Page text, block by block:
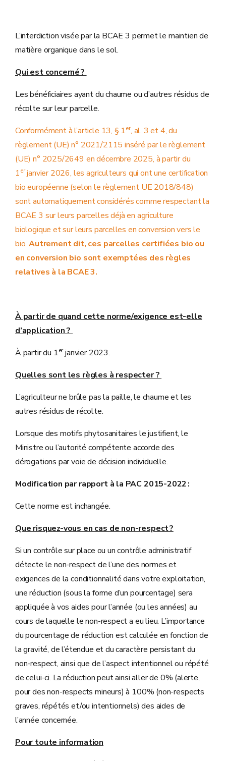
L’interdiction visée par la BCAE 3 permet le maintien de
matière organique dans le sol.
Qui est concerné ?
Les bénéficiaires ayant du chaume ou d’autres résidus de
récolte sur leur parcelle.
Conformément à l’article 13, § 1er, al. 3 et 4, du
règlement (UE) n° 2021/2115 inséré par le règlement
(UE) n° 2025/2649 en décembre 2025, à partir du
1erjanvier 2026, les agriculteurs qui ont une certification
bio européenne (selon le règlement UE 2018/848)
sont automatiquement considérés comme respectant la
BCAE 3 sur leurs parcelles déjà en agriculture
biologique et sur leurs parcelles en conversion vers le
bio.Autrement dit, ces parcelles certifiées bio ou
en conversion bio sont exemptées des règles
relatives à la BCAE3.
À partir de quand cette norme/exigence est-elle
d’application ?
À partir du 1erjanvier 2023.
Quelles sont les règles à respecter ?
L’agriculteur ne brûle pas la paille, le chaume et les
autres résidus de récolte.
Lorsque des motifs phytosanitaires le justifient, le
Ministre ou l’autorité compétente accorde des
dérogations par voie de décision individuelle.
Modification par rapport à la PAC 2015-2022 :
Cette norme est inchangée.
Que risquez-vous en cas de non-respect ?
Si un contrôle sur place ou un contrôle administratif
détecte le non-respect de l’une des normes et
exigences de la conditionnalité dans votre exploitation,
une réduction (sous la forme d’un pourcentage) sera
appliquée à vos aides pour l’année (ou les années) au
cours de laquelle le non-respect a eu lieu. L’importance
du pourcentage de réduction est calculée en fonction de
la gravité, de l’étendue et du caractère persistant du
non-respect, ainsi que de l’aspect intentionnel ou répété
de celui-ci. La réduction peut ainsi aller de 0% (alerte,
pour des non-respects mineurs) à 100% (non-respects
graves, répétés et/ou intentionnels) des aides de
l’année concernée.
Pour toute information